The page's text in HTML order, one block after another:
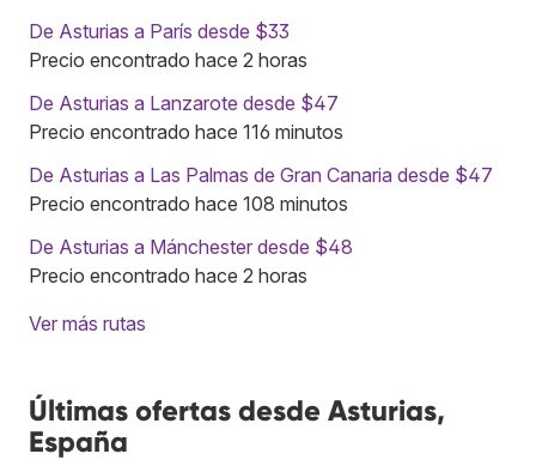
De Asturias a París desde $33
Precio encontrado hace 2 horas
De Asturias a Lanzarote desde $47
Precio encontrado hace 116 minutos
De Asturias a Las Palmas de Gran Canaria desde $47
Precio encontrado hace 108 minutos
De Asturias a Mánchester desde $48
Precio encontrado hace 2 horas
Ver más rutas
Últimas ofertas desde Asturias,
España